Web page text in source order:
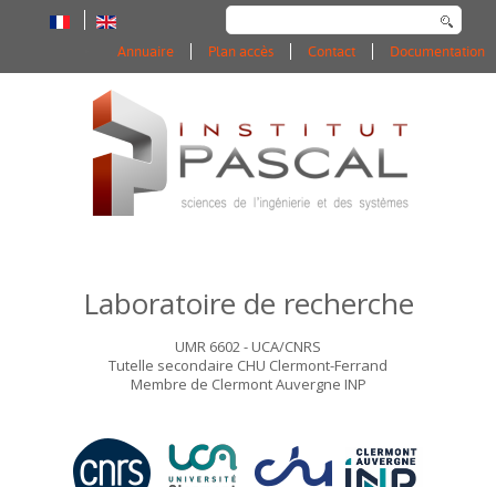
Rechercher
Documentation
Contact
Plan accès
Annuaire
Laboratoire de recherche
UMR 6602 - UCA/CNRS
Tutelle secondaire CHU Clermont-Ferrand
Membre de Clermont Auvergne INP